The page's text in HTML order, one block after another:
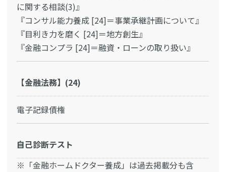
に関する相談(3)』
『コンサル能力養成 [24]＝事業承継計画について』
『目利き力を磨く [24]＝地方創生』
『金融コンプラ [24]＝融資・ローンの取り扱い』
【金融法務】(24)
電子記録債権
自己診断テスト
※「金融ホームドクター養成」は過去掲載分も含